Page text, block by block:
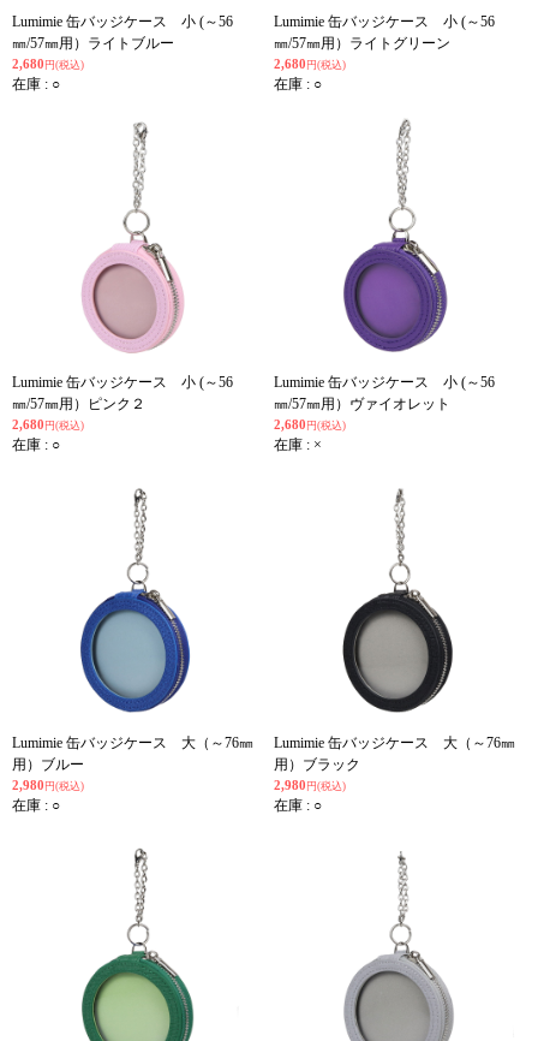
Lumimie 缶バッジケース 小 (～56
㎜/57㎜用）ライトブルー
2,680 円(税込)
在庫 : ○
Lumimie 缶バッジケース 小 (～56
㎜/57㎜用）ライトグリーン
2,680 円(税込)
在庫 : ○
Lumimie 缶バッジケース 小 (～56
㎜/57㎜用）ピンク２
2,680 円(税込)
在庫 : ○
Lumimie 缶バッジケース 小 (～56
㎜/57㎜用）ヴァイオレット
2,680 円(税込)
在庫 : ×
Lumimie 缶バッジケース 大（～76㎜
用）ブルー
2,980 円(税込)
在庫 : ○
Lumimie 缶バッジケース 大（～76㎜
用）ブラック
2,980 円(税込)
在庫 : ○